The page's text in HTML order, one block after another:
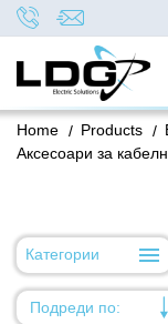
/
Home /
Products
Аксесоари за
Категории
Подреди по: